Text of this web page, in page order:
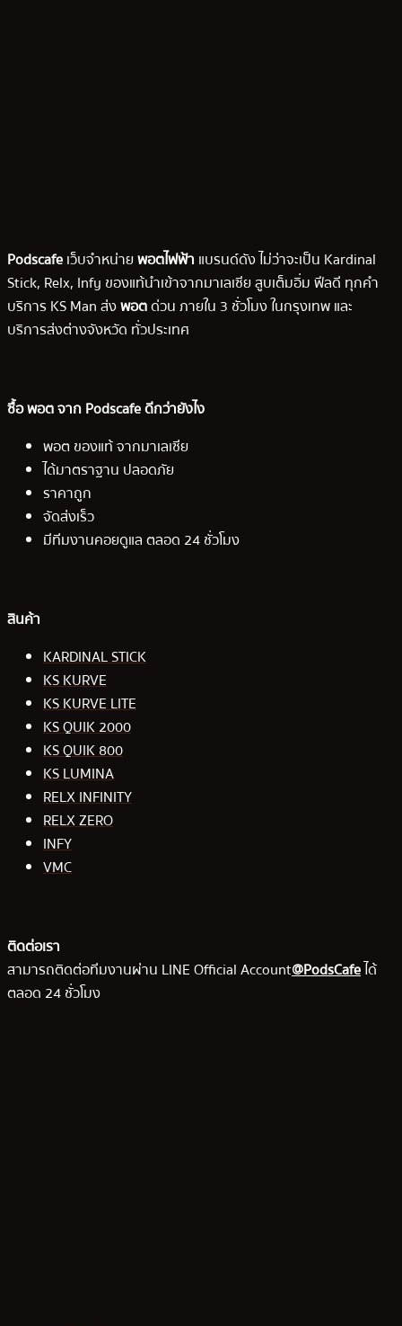
Podscafeเว็บจำหน่ายพอตไฟฟ้า แบรนด์ดัง ไม่ว่าจะเป็น Kardinal
Stick, Relx, Infy ของแท้นำเข้าจากมาเลเซีย สูบเต็มอิ่ม ฟีลดี ทุกคำ
บริการ KS Man ส่งพอตด่วน ภายใน 3 ชั่วโมง ในกรุงเทพ และ
บริการส่งต่างจังหวัด ทั่วประเทศ
ซื้อ พอต จาก Podscafe ดีกว่ายังไง
พอต ของแท้ จากมาเลเซีย
ได้มาตราฐาน ปลอดภัย
ราคาถูก
จัดส่งเร็ว
มีทีมงานคอยดูแล ตลอด 24 ชั่วโมง
สินค้า
KARDINAL STICK
KS KURVE
KS KURVE LITE
KS QUIK 2000
KS QUIK 800
KS LUMINA
RELX INFINITY
RELX ZERO
INFY
VMC
ติดต่อเรา
สามารถติดต่อทีมงานผ่าน LINE Official Account@PodsCafeได้
ตลอด 24 ชั่วโมง